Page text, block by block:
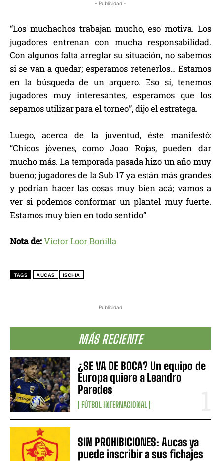
Publicidad
MÁS RECIENTE
¿SE VA DE BOCA? Un equipo de
Europa quiere a Leandro
Paredes
FÚTBOL INTERNACIONAL
SIN PROHIBICIONES: Aucas ya
puede inscribir a sus fichajes
- Publicidad -
“Los muchachos trabajan mucho, eso motiva. Los
jugadores entrenan con mucha responsabilidad.
Con algunos falta arreglar su situación, no sabemos
si se van a quedar; esperamos retenerlos… Estamos
en la búsqueda de un arquero. Eso sí, tenemos
jugadores muy interesantes, esperamos que los
sepamos utilizar para el torneo”, dijo el estratega.
Luego, acerca de la juventud, éste manifestó:
“Chicos jóvenes, como Joao Rojas, pueden dar
mucho más. La temporada pasada hizo un año muy
bueno; jugadores de la Sub 17 ya están más grandes
y podrían hacer las cosas muy bien acá; vamos a
ver si podemos conformar un plantel muy fuerte.
Estamos muy bien en todo sentido”.
Nota de:Víctor Loor Bonilla
TAGS AUCAS ISCHIA